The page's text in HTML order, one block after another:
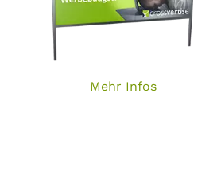
Mehr Infos